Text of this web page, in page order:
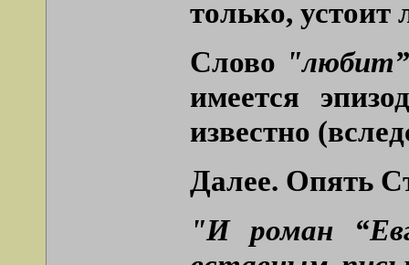
только, устоит
Слово "любит”
имеется
известно
Далее. Опять
"И роман